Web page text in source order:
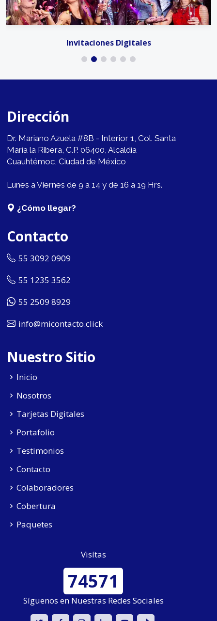
Invitaciones Digitales
Dirección
Dr. Mariano Azuela #8B - Interior 1, Col. Santa
María la Ribera, C.P. 06400, Alcaldía
Cuauhtémoc, Ciudad de México
Lunes a Viernes de 9 a 14 y de 16 a 19 Hrs.
¿Cómo llegar?
Contacto
55 3092 0909
55 1235 3562
55 2509 8929
info@micontacto.click
Nuestro Sitio
Inicio
Nosotros
Tarjetas Digitales
Portafolio
Testimonios
Contacto
Colaboradores
Cobertura
Paquetes
Visítas
74571
Síguenos en Nuestras Redes Sociales